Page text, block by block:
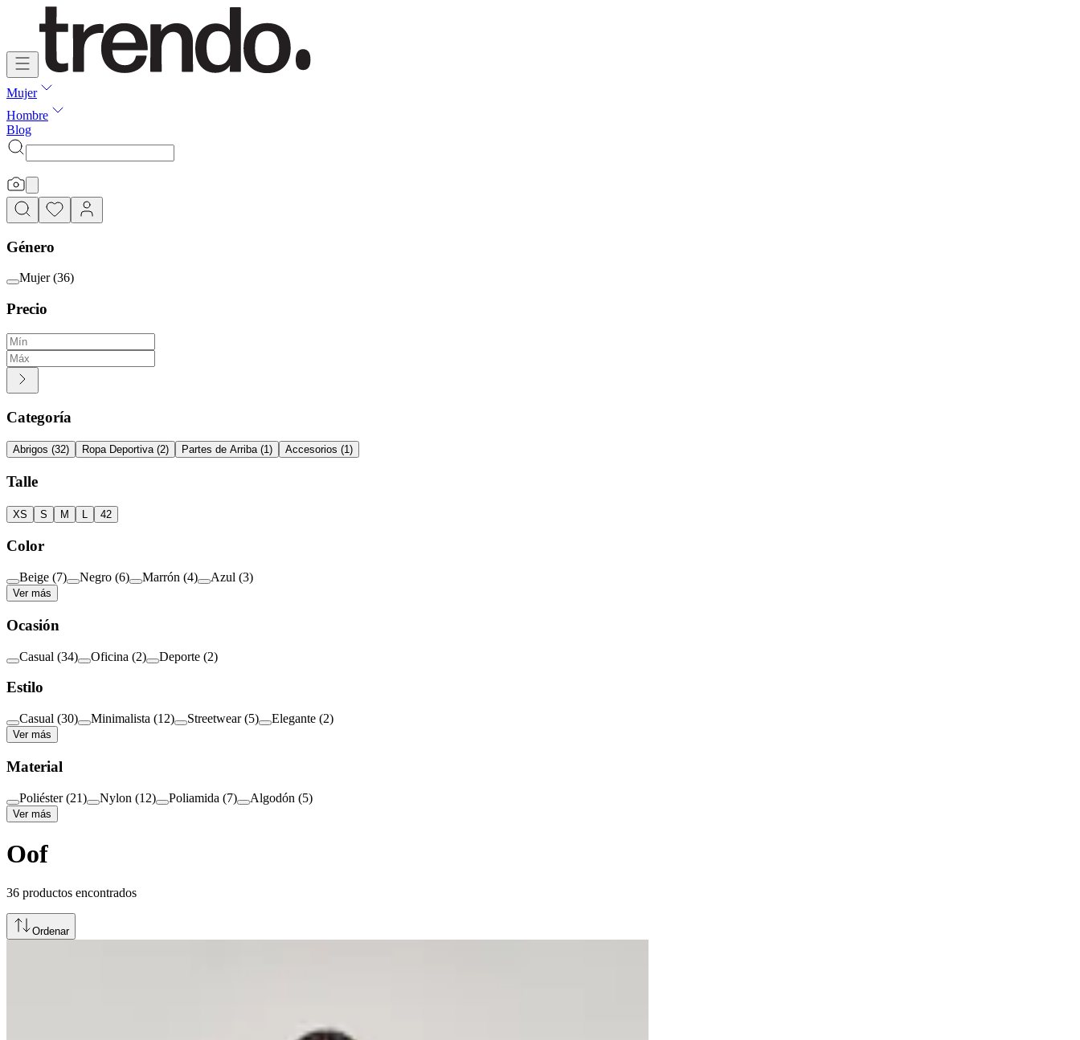
Mujer
Hombre
Blog
Género
Mujer (36)
Precio
Categoría
Abrigos (32) Ropa Deportiva (2) Partes de Arriba (1) Accesorios (1)
Talle
XS S M 42
Color
Beige (7) Negro (6) Marrón (4) Azul (3)
Ver más
Ocasión
Casual (34) Oficina (2) Deporte (2)
Estilo
Casual (30) Minimalista (12) Streetwear (5) Elegante (2)
Ver más
Material
Poliéster (21) Nylon (12) Poliamida (7) Algodón (5)
Ver más
Oof
36 productos encontrados
Ordenar